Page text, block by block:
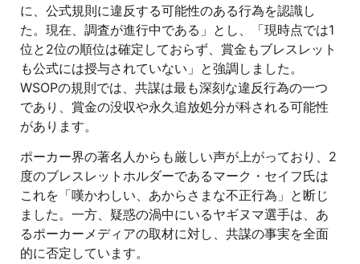
に、公式規則に違反する可能性のある行為を認識し
た。現在、調査が進行中である」とし、「現時点では1
位と2位の順位は確定しておらず、賞金もブレスレット
も公式には授与されていない」と強調しました。
WSOPの規則では、共謀は最も深刻な違反行為の一つ
であり、賞金の没収や永久追放処分が科される可能性
があります。
ポーカー界の著名人からも厳しい声が上がっており、2
度のブレスレットホルダーであるマーク・セイフ氏は
これを「嘆かわしい、あからさまな不正行為」と断じ
ました。一方、疑惑の渦中にいるヤギヌマ選手は、あ
るポーカーメディアの取材に対し、共謀の事実を全面
的に否定しています。